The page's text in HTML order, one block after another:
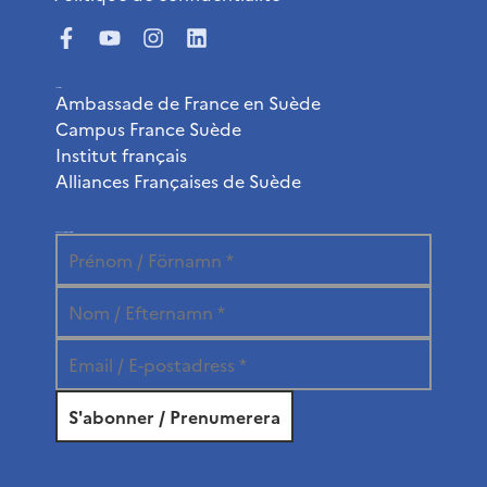
Ambassade de France en Suède
Campus France Suède
Institut français
Alliances Françaises de Suède